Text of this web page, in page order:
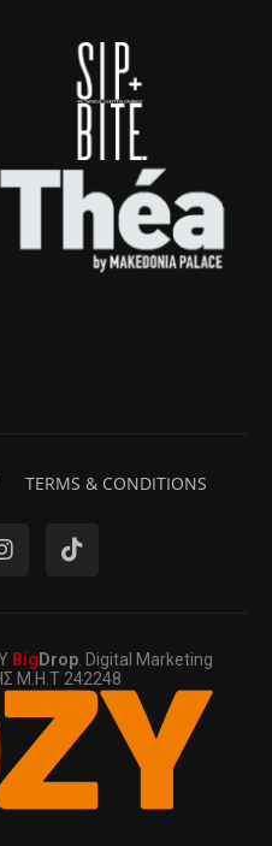
TERMS & CONDITIONS
Big Drop . Digital Marketing
Μ.Η.Τ 242248